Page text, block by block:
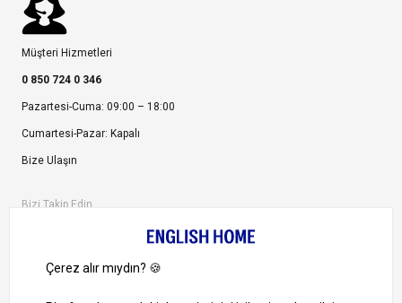
Müşteri Hizmetleri
0 850 724 0 346
Pazartesi-Cuma: 09:00 – 18:00
Cumartesi-Pazar: Kapalı
Bize Ulaşın
Bizi Takip Edin